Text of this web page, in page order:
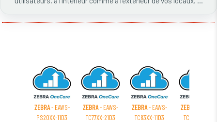
ZEBRA- EAWS-
PS20XX-11D3
ZEBRA- EAWS-
TC77XX-21D3
ZEBRA- EAWS-
TC83XX-11D3
ZEBRA
TC72XX-11D3